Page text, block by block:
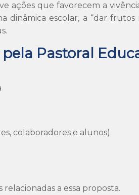
ações que favorecem a
dinâmica escolar, a “dar
Pastoral
colaboradores e alunos)
a essa proposta.